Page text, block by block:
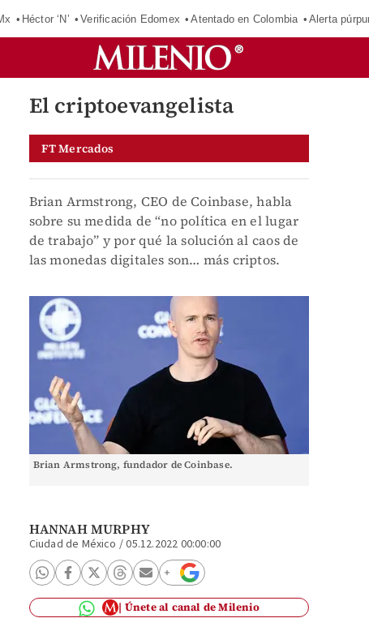
Héctor ‘N’ Verificación Edomex Atentado en Colombia Alerta
El criptoevangelista
FT Mercados
Brian Armstrong, CEO de Coinbase, habla
sobre su medida de “no política en el lugar
de trabajo” y por qué la solución al caos de
las monedas digitales son… más criptos.
Brian Armstrong, fundador de Coinbase.
HANNAH MURPHY
Ciudad de México /05.12.2022 00:00:00
Únete al canal de Milenio